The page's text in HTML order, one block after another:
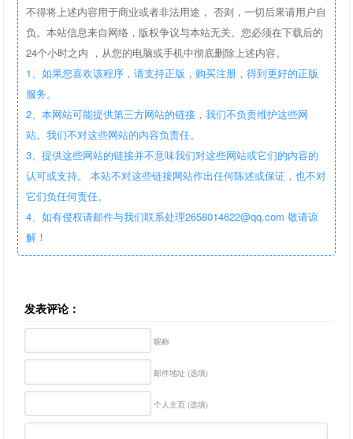
不得将上述内容用于商业或者非法用途， 否则，一切后果请用户自
负。本站信息来自网络，版权争议与本站无关。您必须在下载后的
24个小时之内 ，从您的电脑或手机中彻底删除上述内容。
1、如果您喜欢该程序，请支持正版，购买注册，得到更好的正版
服务。
2、本网站可能提供第三方网站的链接，我们不负责维护这些网
站。我们不对这些网站的内容负责任。
3、提供这些网站的链接并不意味我们对这些网站或它们的内容的
认可或支持。 本站不对这些链接网站作出任何陈述或保证，也不对
它们负任何责任。
4、如有侵权请邮件与我们联系处理2658014622@qq.com 敬请谅
解！
发表评论：
昵称
邮件地址 (选填)
个人主页 (选填)